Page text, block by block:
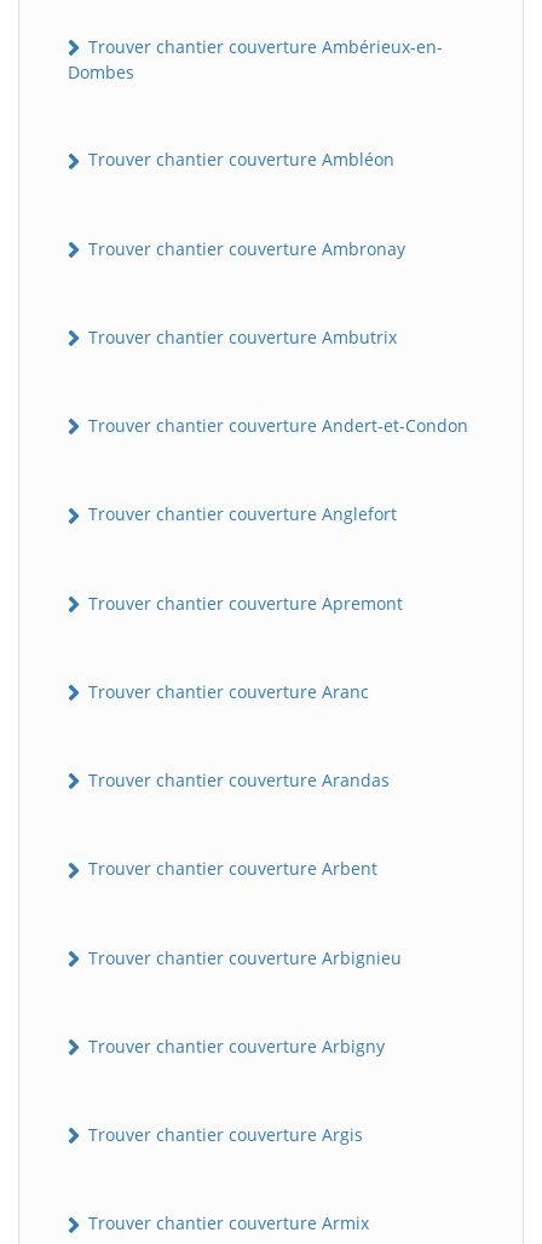
Trouver chantier couverture Ambérieux-en-
Dombes
Trouver chantier couverture Ambléon
Trouver chantier couverture Ambronay
Trouver chantier couverture Ambutrix
Trouver chantier couverture Andert-et-Condon
Trouver chantier couverture Anglefort
Trouver chantier couverture Apremont
Trouver chantier couverture Aranc
Trouver chantier couverture Arandas
Trouver chantier couverture Arbent
Trouver chantier couverture Arbignieu
Trouver chantier couverture Arbigny
Trouver chantier couverture Argis
Trouver chantier couverture Armix